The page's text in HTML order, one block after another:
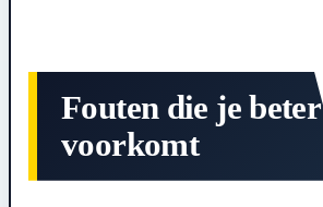
Fouten die je beter
voorkomt